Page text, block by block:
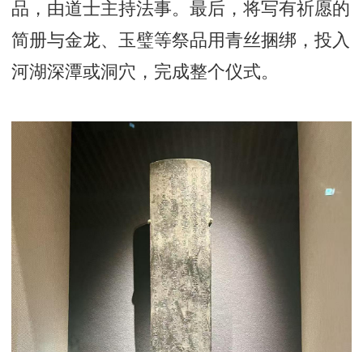
品，由道士主持法事。最后，将写有祈愿的
简册与金龙、玉璧等祭品用青丝捆绑，投入
河湖深潭或洞穴，完成整个仪式。